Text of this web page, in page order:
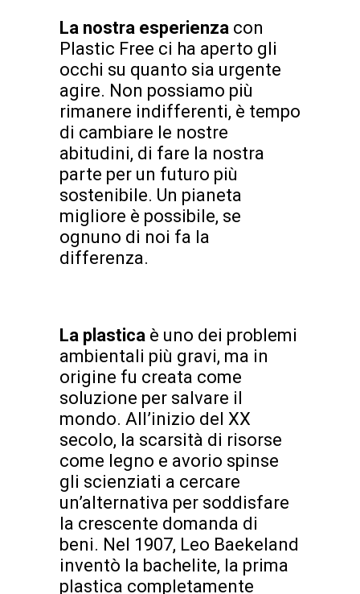
La nostra esperienza con
Plastic Free ci ha aperto gli
occhi su quanto sia urgente
agire. Non possiamo più
rimanere indifferenti, è tempo
di cambiare le nostre
abitudini, di fare la nostra
parte per un futuro più
sostenibile. Un pianeta
migliore è possibile, se
ognuno di noi fa la
differenza.
La plastica è uno dei problemi
ambientali più gravi, ma in
origine fu creata come
soluzione per salvare il
mondo. All’inizio del XX
secolo, la scarsità di risorse
come legno e avorio spinse
gli scienziati a cercare
un’alternativa per soddisfare
la crescente domanda di
beni. Nel 1907, Leo Baekeland
inventò la bachelite, la prima
plastica completamente